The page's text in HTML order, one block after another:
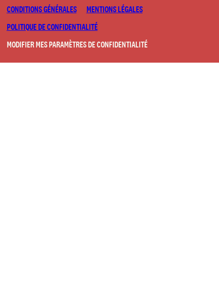
CONDITIONS GÉNÉRALES
MENTIONS LÉGALES
POLITIQUE DE CONFIDENTIALITÉ
MODIFIER MES PARAMÈTRES DE CONFIDENTIALITÉ